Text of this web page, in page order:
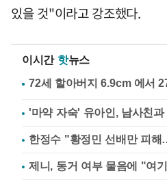
있을 것"이라고 강조했다.
이시간 핫뉴스
'마약 자숙' 유아인, 남사친
한정수 "황정민 선배만 피
제니, 동거 여부 물음에 "여